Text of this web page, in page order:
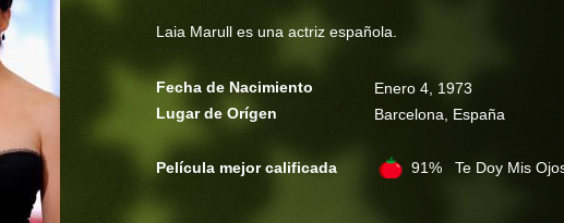
Laia Marull es una actriz española.
Fecha de Nacimiento
Enero 4, 1973
Lugar de Orígen
Barcelona, España
Película mejor calificada 91% Te Doy Mis